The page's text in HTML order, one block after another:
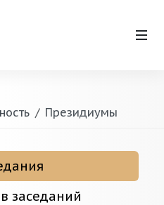
Президиумы
заседаний